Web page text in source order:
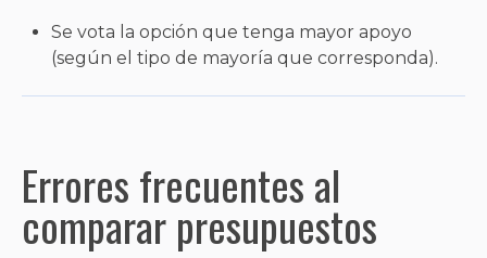
Se vota la opción que tenga mayor apoyo
(según el tipo de mayoría que corresponda).
Errores frecuentes al
comparar presupuestos